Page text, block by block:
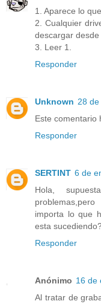
1. Aparece lo
2. Cualquier
descargar
3. Leer 1.
Responder
Unknown 28 de
Este comentario
Responder
SERTINT 6 de
Hola,
importa lo que
esta
Responder
Anónimo 16 de
Al tratar de